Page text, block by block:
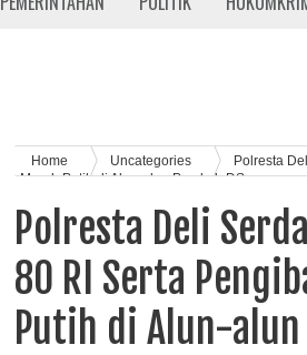
Home Uncategories
Polresta
Merah Putih di Alun-alun Pemkab DS
Polresta Deli
80 RI Serta
Putih di Alun-alun